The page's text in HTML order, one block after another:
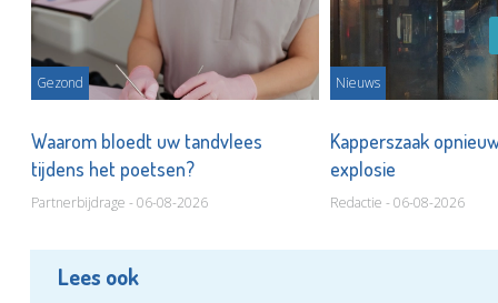
Gezond
Waarom bloedt uw tandvlees
tijdens het poetsen?
Partnerbijdrage - 06-08-2026
Nieuws
Kapperszaak
explosie
Redactie - 06-08-2026
Lees ook